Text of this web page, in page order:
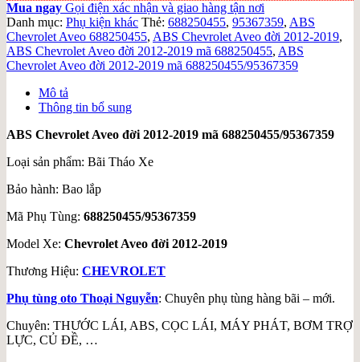
Mua ngay Gọi điện xác nhận và giao hàng tận nơi
Danh mục: Phụ kiện khác Thẻ: 688250455, 95367359, ABS
Chevrolet Aveo 688250455, ABS Chevrolet Aveo đời 2012-2019,
ABS Chevrolet Aveo đời 2012-2019 mã 688250455, ABS
Chevrolet Aveo đời 2012-2019 mã 688250455/95367359
Mô tả
Thông tin bổ sung
ABS Chevrolet Aveo đời 2012-2019 mã 688250455/95367359
Loại sản phẩm: Bãi Tháo Xe
Bảo hành: Bao lắp
Mã Phụ Tùng: 688250455/95367359
Model Xe: Chevrolet Aveo đời 2012-2019
Thương Hiệu: CHEVROLET
Phụ tùng oto Thoại Nguyễn: Chuyên phụ tùng hàng bãi – mới.
Chuyên: THƯỚC LÁI, ABS, CỌC LÁI, MÁY PHÁT, BƠM TRỢ
LỰC, CỦ ĐỀ, …